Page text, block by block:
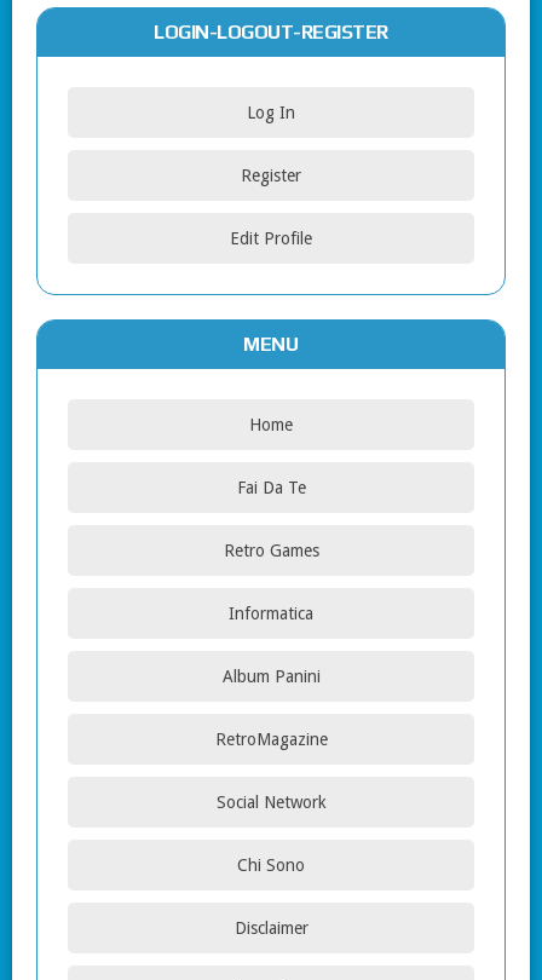
LOGIN-LOGOUT-REGISTER
Log In
Register
Edit Profile
MENU
Home
Fai Da Te
Retro Games
Informatica
Album Panini
RetroMagazine
Social Network
Chi Sono
Disclaimer